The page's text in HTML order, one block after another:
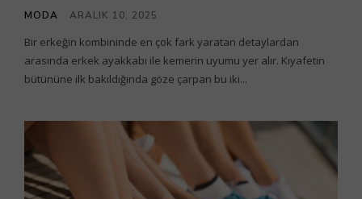
MODA ARALIK 10, 2025
Bir erkeğin kombininde en çok fark yaratan detaylardan
arasında erkek ayakkabı ile kemerin uyumu yer alır. Kıyafetin
bütününe ilk bakıldığında göze çarpan bu iki...